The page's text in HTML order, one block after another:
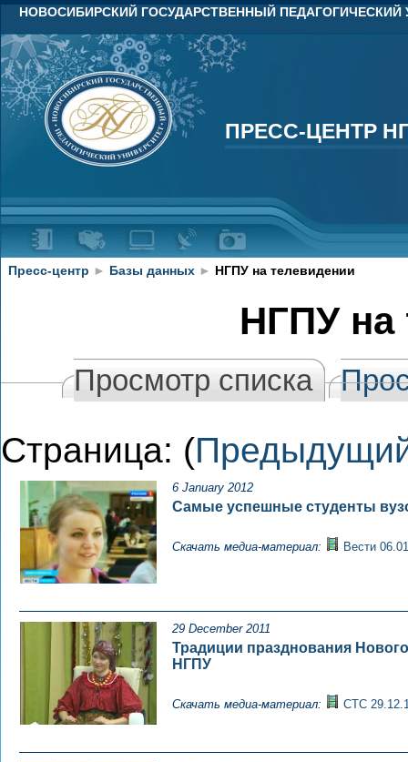
НОВОСИБИРСКИЙ ГОСУДАРСТВЕННЫЙ ПЕДАГОГИЧЕСКИЙ
ПРЕСС-ЦЕНТР
ПРЕСС-ЦЕНТР
Пресс-центр ► Базы данных ► НГПУ на телевидении
НГПУ на
Просмотр списка
Страница: (
6 January 2012
Самые успешные студенты
Скачать медиа-материал: Вести
29 December 2011
Традиции празднования
НГПУ
Скачать медиа-материал: СТС